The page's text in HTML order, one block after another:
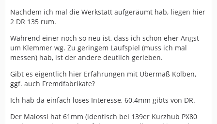
Nachdem ich mal die Werkstatt aufgeräumt hab, liegen hier
2 DR 135 rum.
Während einer noch so neu ist, dass ich schon eher Angst
um Klemmer wg. Zu geringem Laufspiel (muss ich mal
messen) hab, ist der andere deutlich gerieben.
Gibt es eigentlich hier Erfahrungen mit Übermaß Kolben,
ggf. auch Fremdfabrikate?
Ich hab da einfach loses Interesse, 60.4mm gibts von DR.
Der Malossi hat 61mm (identisch bei 139er Kurzhub PX80